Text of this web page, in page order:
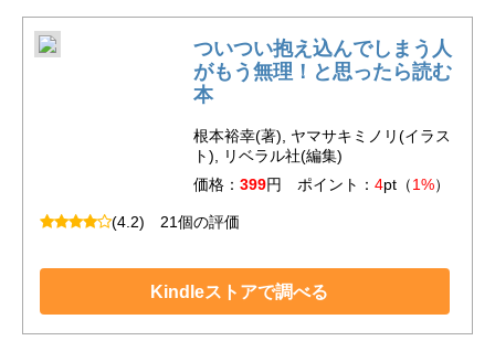
ついつい抱え込んでしまう人
がもう無理！と思ったら読む
本
根本裕幸(著), ヤマサキミノリ(イラス
ト), リベラル社(編集)
価格： 399円 ポイント： 4pt（1%）
(4.2) 21個の評価
Kindleストアで調べる